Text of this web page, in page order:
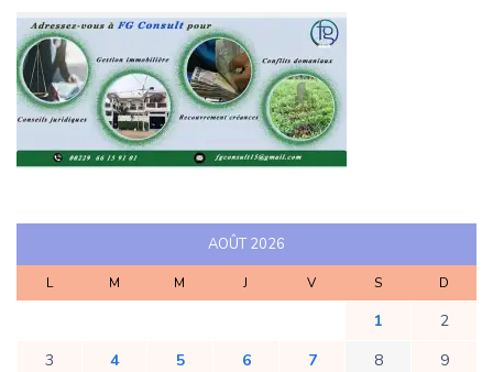
AOÛT 2026
L M M J V S D
1
2
3
4 5 6 7 8
9